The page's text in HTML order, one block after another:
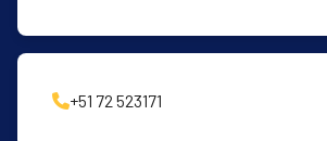
+51 72 523171